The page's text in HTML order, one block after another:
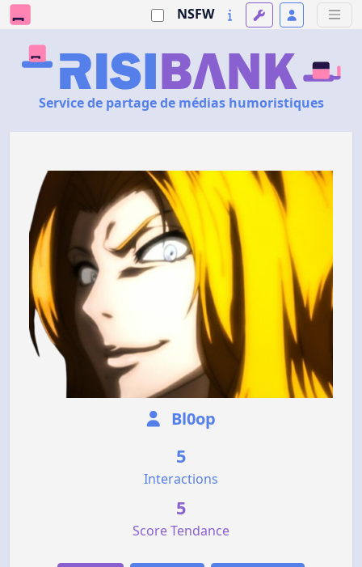
NSFW
Service de partage de médias humoristiques
Bl0op
5
Interactions
5
Score Tendance